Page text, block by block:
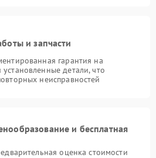
и запчасти
гарантия на
детали, что
неисправностей
и бесплатная
оценка стоимости